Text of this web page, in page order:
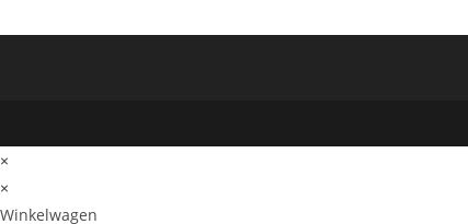
×
×
Winkelwagen